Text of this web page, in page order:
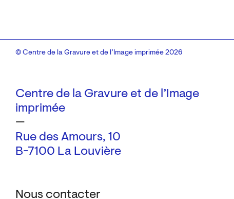
Centre de la Gravure et de l’Image
imprimée
—
Rue des Amours, 10
B-7100 La Louvière
Nous contacter
© Centre de la Gravure et de l’Image imprimée 2026